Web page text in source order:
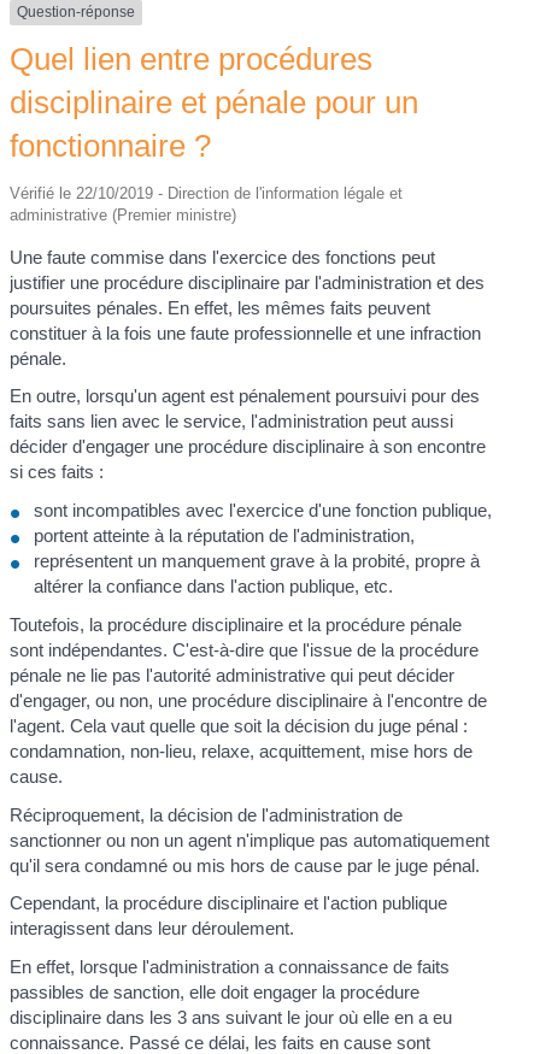
Question-réponse
Quel lien entre procédures
disciplinaire et pénale pour un
fonctionnaire ?
Vérifié le 22/10/2019 - Direction de l'information légale et
administrative (Premier ministre)
Une faute commise dans l'exercice des fonctions peut
justifier une procédure disciplinaire par l'administration et des
poursuites pénales. En effet, les mêmes faits peuvent
constituer à la fois une faute professionnelle et une infraction
pénale.
En outre, lorsqu'un agent est pénalement poursuivi pour des
faits sans lien avec le service, l'administration peut aussi
décider d'engager une procédure disciplinaire à son encontre
si ces faits :
sont incompatibles avec l'exercice d'une fonction publique,
portent atteinte à la réputation de l'administration,
représentent un manquement grave à la probité, propre à
altérer la confiance dans l'action publique, etc.
Toutefois, la procédure disciplinaire et la procédure pénale
sont indépendantes. C'est-à-dire que l'issue de la procédure
pénale ne lie pas l'autorité administrative qui peut décider
d'engager, ou non, une procédure disciplinaire à l'encontre de
l'agent. Cela vaut quelle que soit la décision du juge pénal :
condamnation, non-lieu, relaxe, acquittement, mise hors de
cause.
Réciproquement, la décision de l'administration de
sanctionner ou non un agent n'implique pas automatiquement
qu'il sera condamné ou mis hors de cause par le juge pénal.
Cependant, la procédure disciplinaire et l'action publique
interagissent dans leur déroulement.
En effet, lorsque l'administration a connaissance de faits
passibles de sanction, elle doit engager la procédure
disciplinaire dans les 3 ans suivant le jour où elle en a eu
connaissance. Passé ce délai, les faits en cause sont